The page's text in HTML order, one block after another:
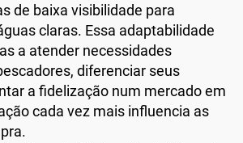
de baixa visibilidade para
claras. Essa adaptabilidade
a atender necessidades
diferenciar seus
a fidelização num mercado em
cada vez mais influencia as